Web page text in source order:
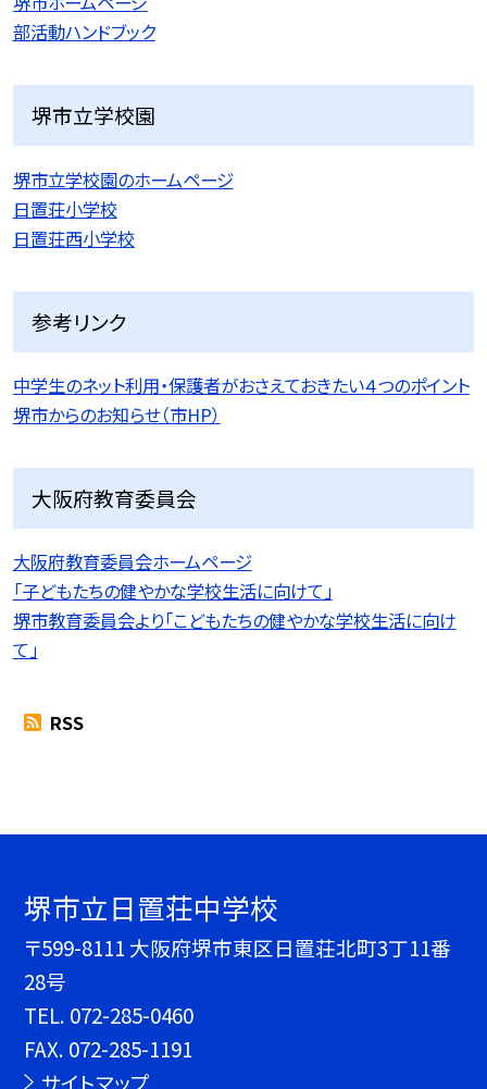
部活動ハンドブック
堺市立学校園
堺市立学校園のホームページ
日置荘小学校
日置荘西小学校
参考リンク
中学生のネット利用・保護者がおさえておきたい４つのポイント
堺市からのお知らせ（市HP）
大阪府教育委員会
大阪府教育委員会ホームページ
「子どもたちの健やかな学校生活に向けて」
堺市教育委員会より「こどもたちの健やかな学校生活に向け
て」
RSS
堺市立日置荘中学校
〒599-8111 大阪府堺市東区日置荘北町3丁11番
28号
TEL. 072-285-0460
FAX. 072-285-1191
サイトマップ